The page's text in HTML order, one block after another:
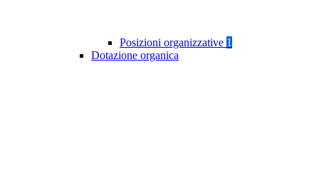
Posizioni organizzative 1
Dotazione organica